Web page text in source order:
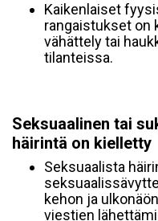
Kaikenlaiset
rangaistukset on
vähättely tai
tilanteissa.
Seksuaalinen tai
häirintä on kielletty
Seksuaalista
kehon ja
viestien